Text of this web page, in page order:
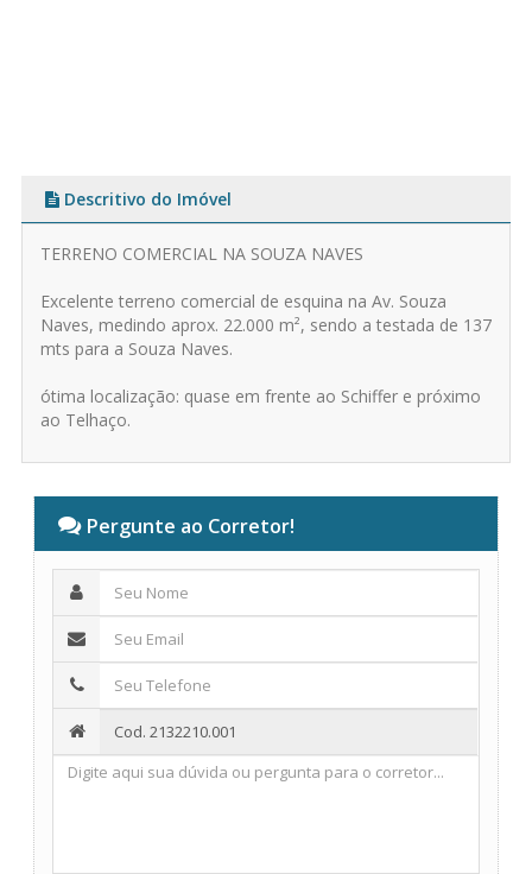
Descritivo do Imóvel
TERRENO COMERCIAL NA SOUZA NAVES
Excelente terreno comercial de esquina na Av. Souza
Naves, medindo aprox. 22.000 m², sendo a testada de 137
mts para a Souza Naves.
ótima localização: quase em frente ao Schiffer e próximo
ao Telhaço.
Pergunte ao Corretor!